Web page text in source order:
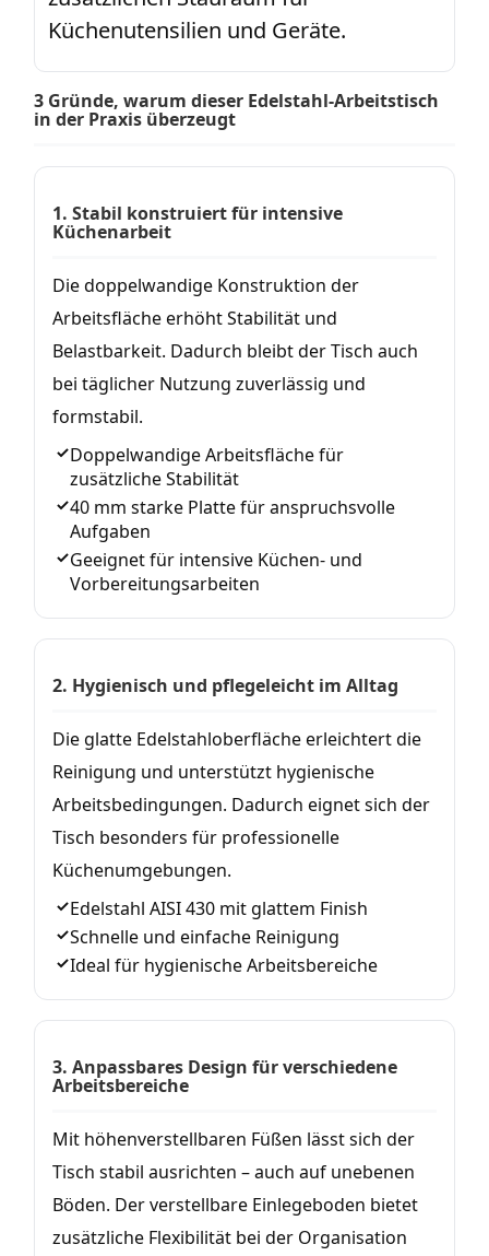
Küchenutensilien und Geräte.
3 Gründe, warum dieser Edelstahl-Arbeitstisch
in der Praxis überzeugt
1. Stabil konstruiert für intensive
Küchenarbeit
Die doppelwandige Konstruktion der
Arbeitsfläche erhöht Stabilität und
Belastbarkeit. Dadurch bleibt der Tisch auch
bei täglicher Nutzung zuverlässig und
formstabil.
Doppelwandige Arbeitsfläche für
zusätzliche Stabilität
40 mm starke Platte für anspruchsvolle
Aufgaben
Geeignet für intensive Küchen- und
Vorbereitungsarbeiten
2. Hygienisch und pflegeleicht im Alltag
Die glatte Edelstahloberfläche erleichtert die
Reinigung und unterstützt hygienische
Arbeitsbedingungen. Dadurch eignet sich der
Tisch besonders für professionelle
Küchenumgebungen.
Edelstahl AISI 430 mit glattem Finish
Schnelle und einfache Reinigung
Ideal für hygienische Arbeitsbereiche
3. Anpassbares Design für verschiedene
Arbeitsbereiche
Mit höhenverstellbaren Füßen lässt sich der
Tisch stabil ausrichten – auch auf unebenen
Böden. Der verstellbare Einlegeboden bietet
zusätzliche Flexibilität bei der Organisation